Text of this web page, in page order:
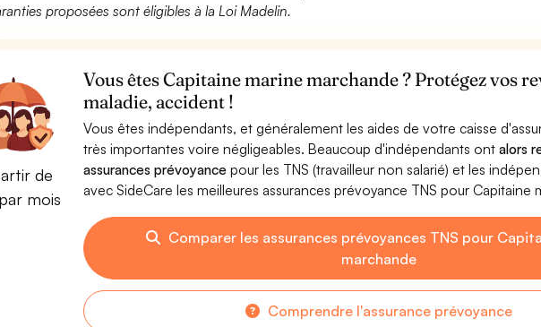
proposées sont éligibles à la Loi Madelin.
de
mois
Vous êtes Capitaine marine marchande ? Protégez vos
maladie, accident !
Vous êtes indépendants, et généralement les aides de votre caisse
très importantes voire négligeables. Beaucoup d'indépendants ont alors
assurances prévoyancepour les TNS (travailleur non salarié) et les
avec SideCare les meilleures assurances prévoyance TNS pour Capitaine
Comparer les assurances prévoyances TNS pour
marchande
Comprendre l'assurance prévoyance